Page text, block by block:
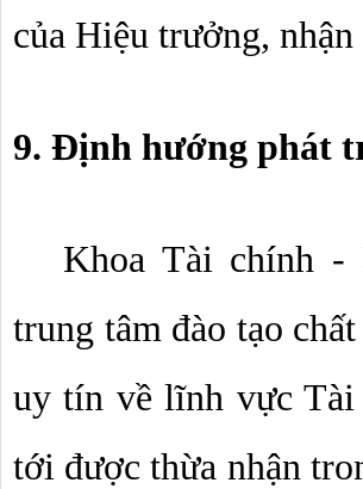
của Hiệu trưởng,
9. Định hướng phát
Khoa Tài chính -
trung tâm đào tạo
uy tín về lĩnh vực Tài
tới được thừa nhận